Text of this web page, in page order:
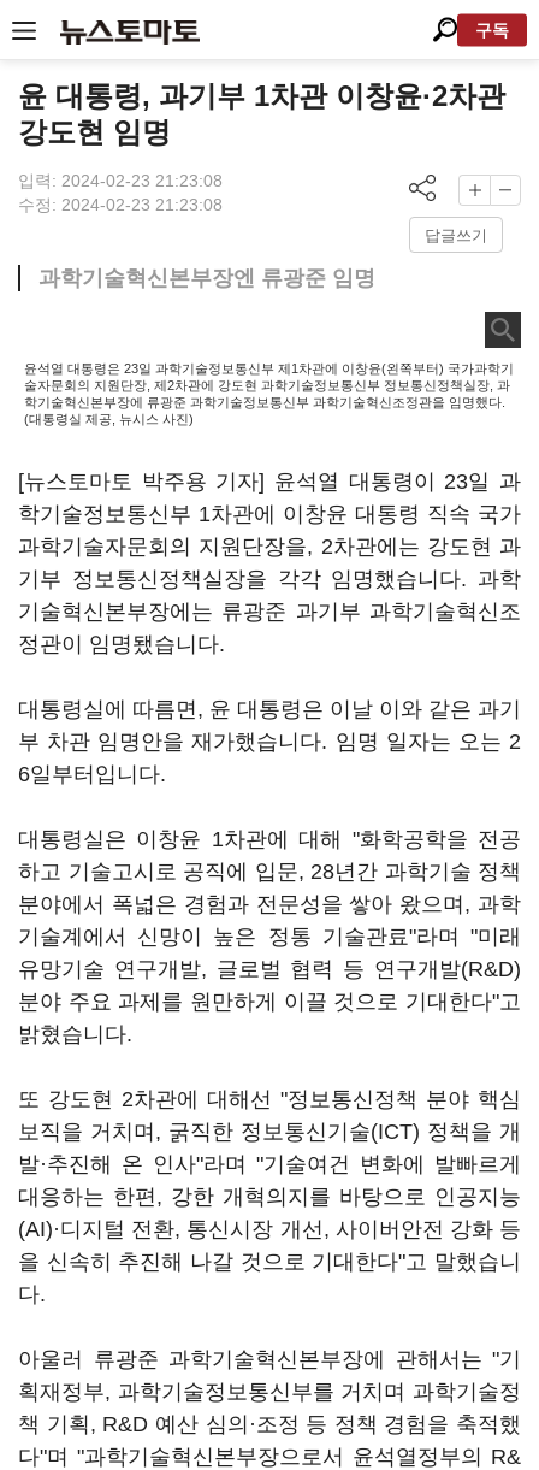
구독
윤 대통령, 과기부 1차관 이창윤·2차관
강도현 임명
입력: 2024-02-23 21:23:08
수정: 2024-02-23 21:23:08
답글쓰기
과학기술혁신본부장엔 류광준 임명
윤석열 대통령은 23일 과학기술정보통신부 제1차관에 이창윤(왼쪽부터) 국가과학기
술자문회의 지원단장, 제2차관에 강도현 과학기술정보통신부 정보통신정책실장, 과
학기술혁신본부장에 류광준 과학기술정보통신부 과학기술혁신조정관을 임명했다.
(대통령실 제공, 뉴시스 사진)
[뉴스토마토 박주용 기자] 윤석열 대통령이 23일 과
학기술정보통신부 1차관에 이창윤 대통령 직속 국가
과학기술자문회의 지원단장을, 2차관에는 강도현 과
기부 정보통신정책실장을 각각 임명했습니다. 과학
기술혁신본부장에는 류광준 과기부 과학기술혁신조
정관이 임명됐습니다.
대통령실에 따름면, 윤 대통령은 이날 이와 같은 과기
부 차관 임명안을 재가했습니다. 임명 일자는 오는 2
6일부터입니다.
대통령실은 이창윤 1차관에 대해 "화학공학을 전공
하고 기술고시로 공직에 입문, 28년간 과학기술 정책
분야에서 폭넓은 경험과 전문성을 쌓아 왔으며, 과학
기술계에서 신망이 높은 정통 기술관료"라며 "미래
유망기술 연구개발, 글로벌 협력 등 연구개발(R&D)
분야 주요 과제를 원만하게 이끌 것으로 기대한다"고
밝혔습니다.
또 강도현 2차관에 대해선 "정보통신정책 분야 핵심
보직을 거치며, 굵직한 정보통신기술(ICT) 정책을 개
발·추진해 온 인사"라며 "기술여건 변화에 발빠르게
대응하는 한편, 강한 개혁의지를 바탕으로 인공지능
(AI)·디지털 전환, 통신시장 개선, 사이버안전 강화 등
을 신속히 추진해 나갈 것으로 기대한다"고 말했습니
다.
아울러 류광준 과학기술혁신본부장에 관해서는 "기
획재정부, 과학기술정보통신부를 거치며 과학기술정
책 기획, R&D 예산 심의·조정 등 정책 경험을 축적했
다"며 "과학기술혁신본부장으로서 윤석열정부의 R&